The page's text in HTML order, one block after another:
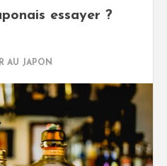
essayer ?
AU JAPON